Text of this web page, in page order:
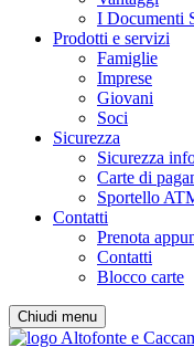
I Documenti
Prodotti e servizi
Famiglie
Imprese
Giovani
Soci
Sicurezza
Sicurezza
Carte di
Sportello
Contatti
Prenota
Contatti
Blocco carte
Chiudi menu